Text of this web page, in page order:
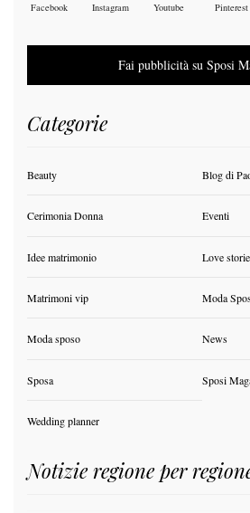
Facebook Instagram Youtube Pinterest
Fai pubblicità su Sposi
Categorie
Beauty Blog di
Cerimonia Donna Eventi
Idee matrimonio Love
Matrimoni vip Moda
Moda sposo News
Sposa Sposi
Wedding planner
Notizie regione per